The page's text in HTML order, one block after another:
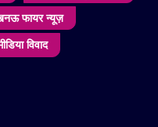
फायर न्यूज़
विवाद